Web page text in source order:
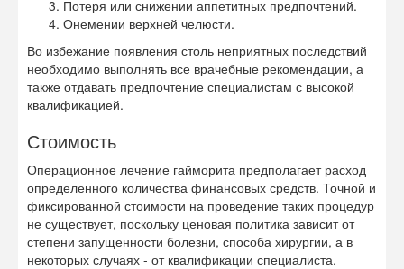
Потеря или снижении аппетитных предпочтений.
Онемении верхней челюсти.
Во избежание появления столь неприятных последствий
необходимо выполнять все врачебные рекомендации, а
также отдавать предпочтение специалистам с высокой
квалификацией.
Стоимость
Операционное лечение гайморита предполагает расход
определенного количества финансовых средств. Точной и
фиксированной стоимости на проведение таких процедур
не существует, поскольку ценовая политика зависит от
степени запущенности болезни, способа хирургии, а в
некоторых случаях - от квалификации специалиста.